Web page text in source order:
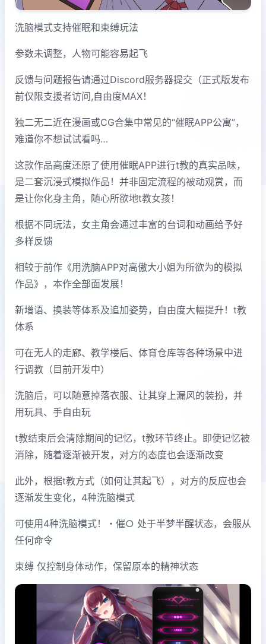
洗脑模式支持催眠和束缚玩法
参数未调整，人物可能容易起飞
反馈与问题报告请通过Discord服务器提交（正式版发布
前仅限支援者访问,自由度MAX！
独二无二近在漫画或CG合集中常见的“催眠APP公寓”，
难道你不想试试看吗…
这款作品高度还原了使用催眠APP进行t教的真实品味，
是二套沉浸式模拟作品！并非固定流程的被动观赏，而
是让你化身主角，随心所欲地t教女孩！
根据不同玩法，女主角会通过丰富的台词和动画给予好
多样反馈
相较于前作《用洗脑APP对高傲大小姐为所欲为的模拟
作品》，本作全部面发展！
新增语、换装等体系及追加姿势，自由度大幅提升！t教
体系
可在无人的走廊、教学楼后、体育仓库等各种场景中进
行调教（目前开发中）
洗脑后，可以随意掉落衣服、让其穿上漏风的装扮，并
用玩具、手自由玩
t教结束后会清除期间的记忆，t教环节终止。即使记忆被
消除，随着逐渐被开发，对方的态度也会逐渐改变
此外，根据t教方式（如何让其起飞），对方的反应也会
逐渐发生变化，4种洗脑模式
可使用4种洗脑模式！・催○ 处于半梦半醒状态，会服从
任何命令
束缚 仅控制身体动作，保留原本的精神状态